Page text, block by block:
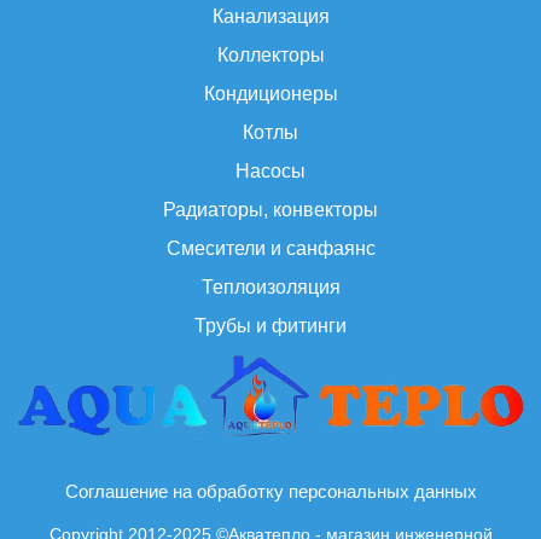
Канализация
Коллекторы
Кондиционеры
Котлы
Насосы
Радиаторы, конвекторы
Смесители и санфаянс
Теплоизоляция
Трубы и фитинги
Соглашение на обработку персональных данных
Copyright 2012-2025 ©Акватепло - магазин инженерной